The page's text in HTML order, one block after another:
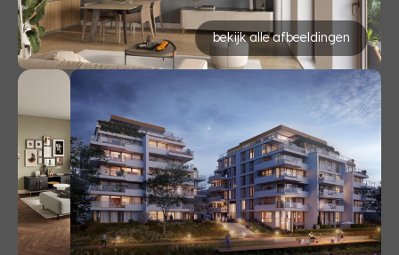
bekijk alle afbeeldingen